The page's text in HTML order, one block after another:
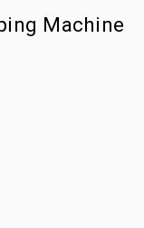
Machine